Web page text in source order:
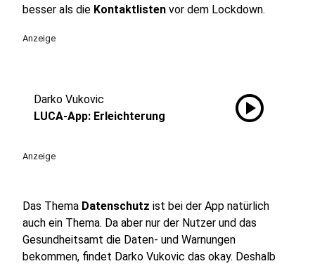
besser als die Kontaktlisten vor dem Lockdown.
Anzeige
Darko Vukovic
LUCA-App: Erleichterung
play_circle
Anzeige
Das Thema Datenschutz ist bei der App natürlich
auch ein Thema. Da aber nur der Nutzer und das
Gesundheitsamt die Daten- und Warnungen
bekommen, findet Darko Vukovic das okay. Deshalb